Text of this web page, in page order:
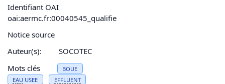
Identifiant OAI
oai:aermc.fr:00040545_qualifie
Notice source
Auteur(s):
SOCOTEC
Mots clés
BOUE
EAU USEE EFFLUENT